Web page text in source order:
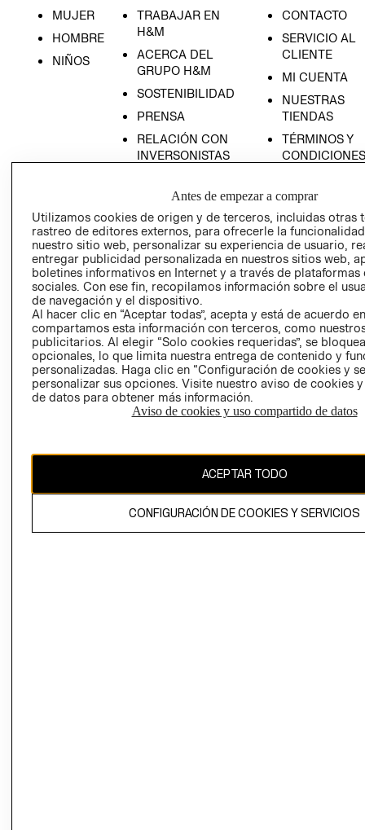
MUJER
HOMBRE
NIÑOS
TRABAJAR EN
H&M
ACERCA DEL
GRUPO H&M
SOSTENIBILIDAD
PRENSA
RELACIÓN CON
INVERSONISTAS
EMPRESARIAL
CONTACTO
SERVICIO AL
CLIENTE
MI CUENTA
NUESTRAS
TIENDAS
TÉRMINOS Y
CONDICIONES
PRIVACIDAD
GIFT CARD
AVISO DE
COOKIES
LIBRO DE
El contenido de esta página web está protegido por copyright y es
Antes de empezar a comprar
Utilizamos cookies de origen y de terceros, incluidas otras
rastreo de editores externos, para ofrecerle la
nuestro sitio web, personalizar su experiencia de usuario,
entregar publicidad personalizada en nuestros sitios web,
boletines informativos en Internet y a través de plataformas
sociales. Con ese fin, recopilamos información sobre el
de navegación y el dispositivo.
Al hacer clic en “Aceptar todas”, acepta y está de acuerdo
compartamos esta información con terceros, como
publicitarios. Al elegir “Solo cookies requeridas”, se
opcionales, lo que limita nuestra entrega de contenido y
personalizadas. Haga clic en “Configuración de cookies y
personalizar sus opciones. Visite nuestro aviso de cookies
de datos para obtener más información.
Aviso de cookies y uso compartido de datos
ACEPTAR TODO
CONFIGURACIÓN DE COOKIES Y SERVICIOS